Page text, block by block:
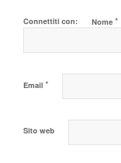
Connettiti con: Nome *
Email *
Sito web